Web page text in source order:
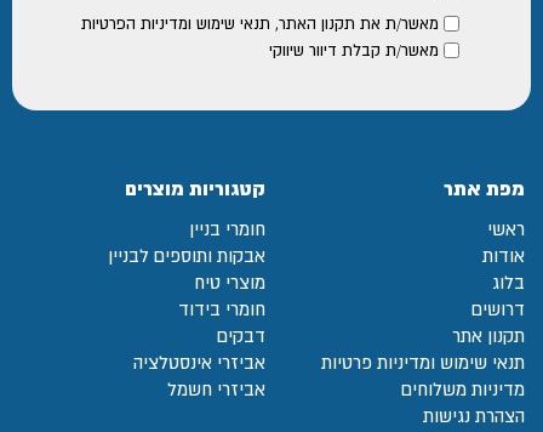
מאשר/ת את תקנון האתר, תנאי שימוש ומדיניות הפרטיות
מאשר/ת קבלת דיוור שיווקי
מפת אתר
ראשי
אודות
בלוג
דרושים
תקנון אתר
תנאי שימוש ומדיניות פרטיות
מדיניות משלוחים
הצהרת נגישות
קטגוריות מוצרים
חומרי בניין
אבקות ותוספים לבניין
מוצרי טיח
חומרי בידוד
דבקים
אביזרי אינסטלציה
אביזרי חשמל